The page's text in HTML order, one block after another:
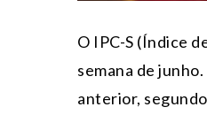
O IPC-S (Índice
semana de
anterior,